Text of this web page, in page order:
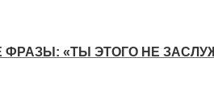
ФРАЗЫ: «ТЫ ЭТОГО НЕ